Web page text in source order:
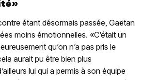
étant désormais passée, Gaëtan
moins émotionnelles. «C’était un
qu’on n’a pas pris le
aurait pu être bien plus
lui qui a permis à son équipe